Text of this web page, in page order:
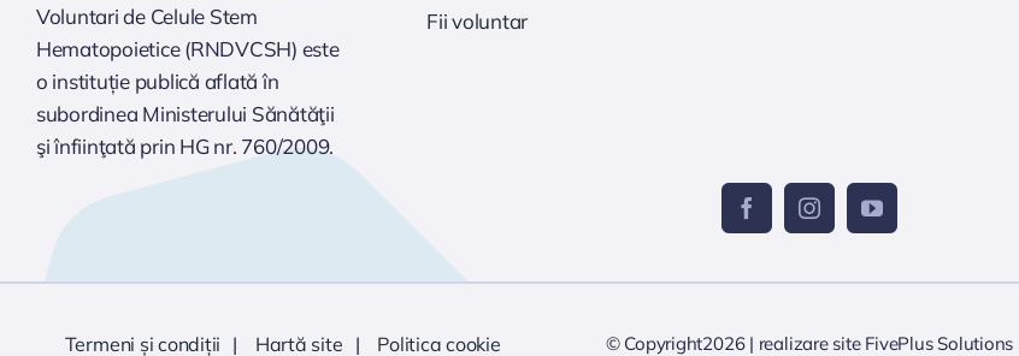
Voluntari de Celule Stem
Hematopoietice (RNDVCSH) este
o instituție publică aflată în
subordinea Ministerului Sănătăţii
şi înfiinţată prin HG nr. 760/2009.
Fii voluntar
Termeni și condiții Hartă site Politica cookie © Copyright2026 | realizare site FivePlus Solutions